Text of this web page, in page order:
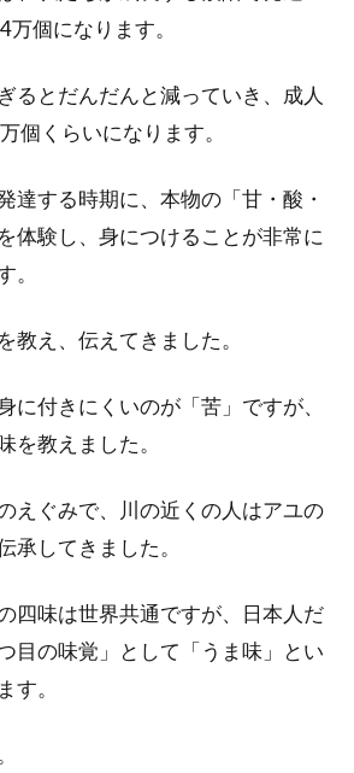
お米を上手に計る！計量カップの違
ご飯を炊くにはお米の量を計ります。計量カッ
というの...
美味しいお菓子は作れる
生クリームやバターはお菓子、特に洋菓子では
基本的に使われている材料というイメージが強
いかと思います...
量と容器の大きさは？
味しいものです。最近では味噌作りキットなど
個になります。
るとだんだんと減っていき、成人
個くらいになります。
達する時期に、本物の「甘・酸・
体験し、身につけることが非常に
。
教え、伝えてきました。
に付きにくいのが「苦」ですが、
を教えました。
えぐみで、川の近くの人はアユの
承してきました。
四味は世界共通ですが、日本人だ
目の味覚」として「うま味」とい
す。